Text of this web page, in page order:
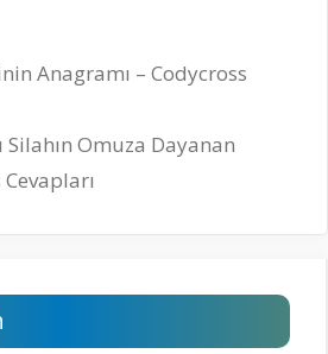
Anagramı – Codycross
Omuza Dayanan
Cevapları